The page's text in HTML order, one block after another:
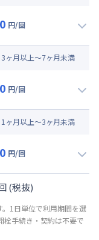
円/回
3ヶ月以上～7ヶ月未満
円/回
1 ヶ月以上～3ヶ月未満
円/回
(税抜)
1日単位で利用期間を選
栓手続き・契約は不要で